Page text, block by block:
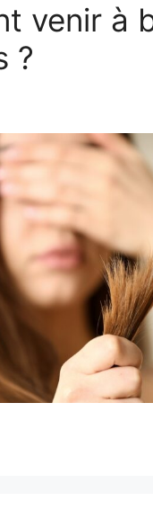
venir à
?